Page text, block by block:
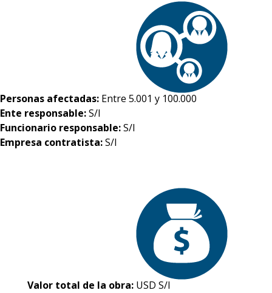
Personas afectadas: Entre 5.001 y 100.000
Ente responsable:S/I
Funcionario responsable:S/I
Empresa contratista:S/I
Valor total de la obra: USD S/I